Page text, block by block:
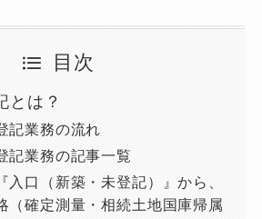
目次
とは？
記業務の流れ
記業務の記事一覧
入口（新築・未登記）』から、
（確定測量・相続土地国庫帰属